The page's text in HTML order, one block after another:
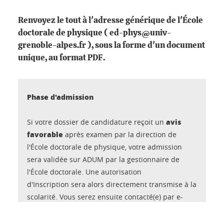
Renvoyez le tout à l'adresse générique de l'École
doctorale de physique ( ed-phys@univ-
grenoble-alpes.fr ), sous la forme d'un document
unique, au format PDF.
Phase d'admission
Si votre dossier de candidature reçoit un avis
favorable après examen par la direction de
l'École doctorale de physique, votre admission
sera validée sur ADUM par la gestionnaire de
l'École doctorale. Une autorisation
d'Inscription sera alors directement transmise à la
scolarité. Vous serez ensuite contacté(e) par e-